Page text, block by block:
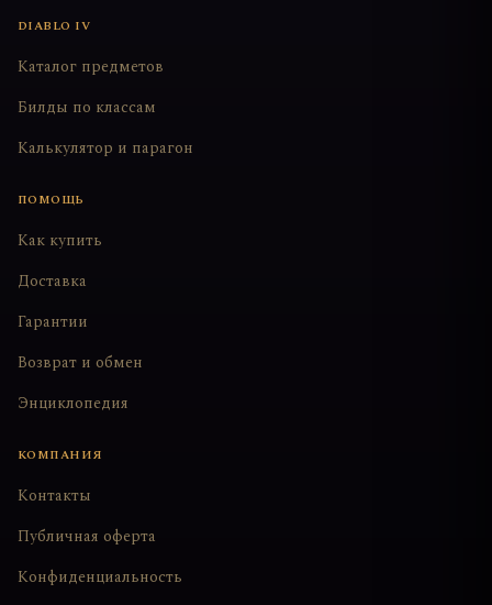
DIABLO IV
Каталог предметов
Билды по классам
Калькулятор и парагон
ПОМОЩЬ
Как купить
Доставка
Гарантии
Возврат и обмен
Энциклопедия
КОМПАНИЯ
Контакты
Публичная оферта
Конфиденциальность